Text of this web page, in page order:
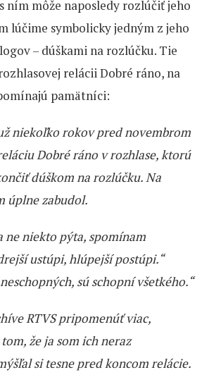
ním môže naposledy rozlúčiť jeho
lúčime symbolicky jedným z jeho
– dúškami na rozlúčku. Tie
relácii Dobré ráno, na
pamätníci:
niekoľko rokov pred novembrom
Dobré ráno v rozhlase, ktorú
dúškom na rozlúčku. Na
úplne zabudol.
ne niekto pýta, spomínam
ustúpi, hlúpejší postúpi.“
sú schopní všetkého.“
RTVS pripomenúť viac,
že ja som ich neraz
si tesne pred koncom relácie.